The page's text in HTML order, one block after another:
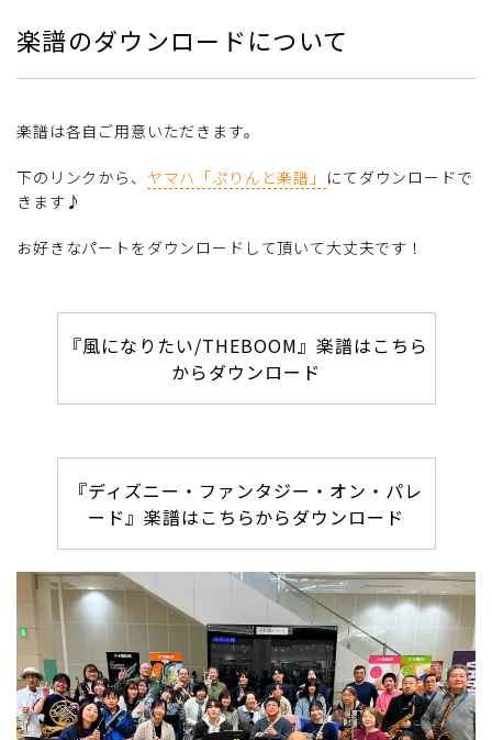
楽譜のダウンロードについて
楽譜は各自ご用意いただきます。
下のリンクから、 ヤマハ「ぷりんと楽譜」 にてダウンロードで
きます♪
お好きなパートをダウンロードして頂いて大丈夫です！
『風になりたい/THEBOOM』楽譜はこちら
からダウンロード
『ディズニー・ファンタジー・オン・パレ
ード』楽譜はこちらからダウンロード